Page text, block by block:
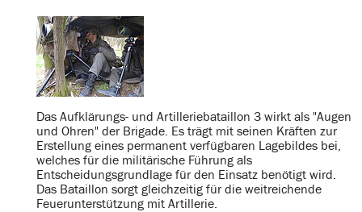
Das Aufklärungs- und Artilleriebataillon 3 wirkt als "Augen
und Ohren" der Brigade. Es trägt mit seinen Kräften zur
Erstellung eines permanent verfügbaren Lagebildes bei,
welches für die militärische Führung als
Entscheidungsgrundlage für den Einsatz benötigt wird.
Das Bataillon sorgt gleichzeitig für die weitreichende
Feuerunterstützung mit Artillerie.